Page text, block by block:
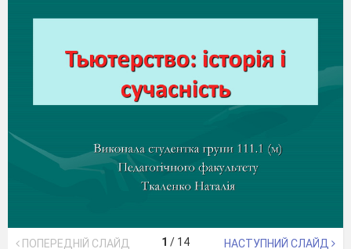
ПОПЕРЕДНІЙ СЛАЙД 1 / 14 НАСТУПНИЙ СЛАЙД